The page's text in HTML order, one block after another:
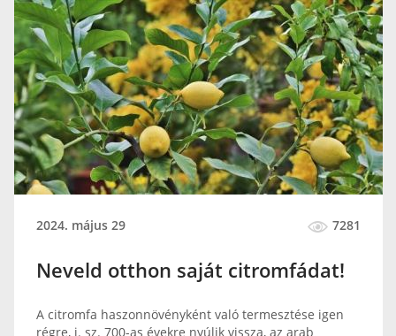
2024. május 29 7281
Neveld otthon saját citromfádat!
A citromfa haszonnövényként való termesztése igen
régre, i. sz. 700-as évekre nyúlik vissza, az arab